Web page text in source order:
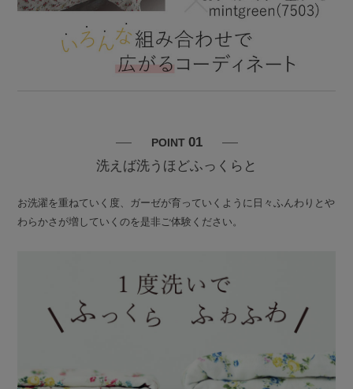
POINT 01
洗えば洗うほどふっくらと
お洗濯を重ねていく度、ガーゼが育っていくように日々ふんわりとや
わらかさが増していくのを是非ご体験ください。